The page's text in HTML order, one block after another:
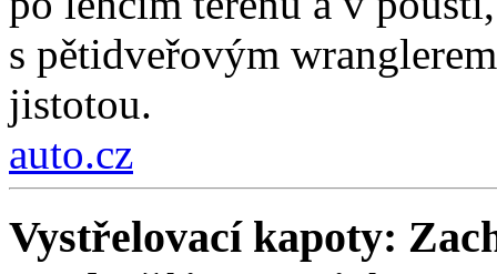
s pětidveřovým
jistotou.
auto.cz
Vystřelovací kapoty: